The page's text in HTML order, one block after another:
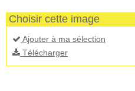
Choisir cette image
Ajouter à ma sélection
Télécharger